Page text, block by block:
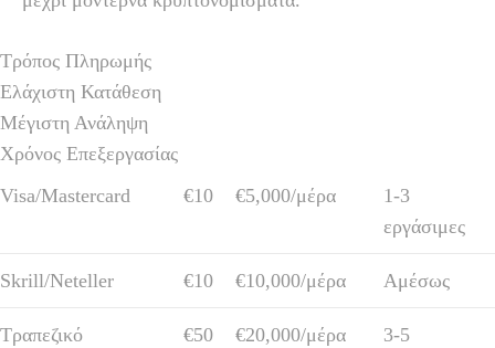
Τρόπος Πληρωμής
Ελάχιστη Κατάθεση
Μέγιστη Ανάληψη
Χρόνος Επεξεργασίας
Visa/Mastercard
€10 €5,000/μέρα
1-3
εργάσιμες
Skrill/Neteller €10 €10,000/μέρα Αμέσως
Τραπεζικό
€50 €20,000/μέρα
3-5